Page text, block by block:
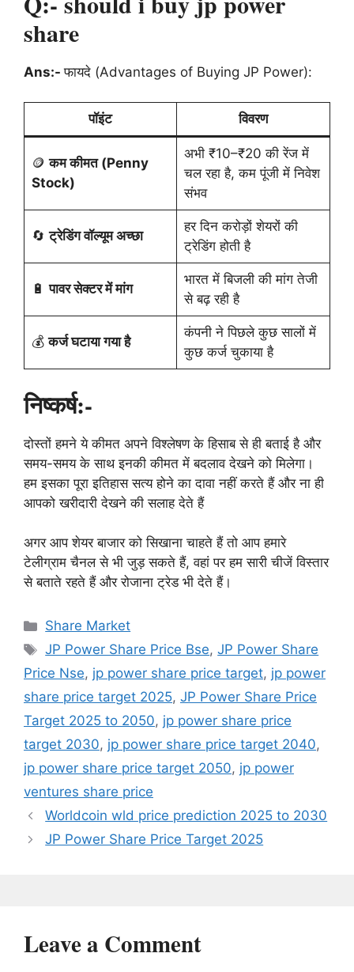
share
Ans:-फायदे (Advantages of Buying JP Power):
पॉइंट विवरण
🪙कम कीमत (Penny
Stock)
अभी ₹10–₹20 की रेंज में
चल रहा है, कम पूंजी में निवेश
संभव
🔄ट्रेडिंग वॉल्यूम अच्छा
हर दिन करोड़ों शेयरों की
ट्रेडिंग होती है
🔋पावर सेक्टर में मांग
भारत में बिजली की मांग तेजी
से बढ़ रही है
💰कर्ज घटाया गया है
कंपनी ने पिछले कुछ सालों में
कुछ कर्ज चुकाया है
निष्कर्ष:-
दोस्तों हमने ये कीमत अपने विश्लेषण के हिसाब से ही बताई है और
समय-समय के साथ इनकी कीमत में बदलाव देखने को मिलेगा।
हम इसका पूरा इतिहास सत्य होने का दावा नहीं करते हैं और ना ही
आपको खरीदारी देखने की सलाह देते हैं
अगर आप शेयर बाजार को सिखाना चाहते हैं तो आप हमारे
टेलीग्राम चैनल से भी जुड़ सकते हैं, वहां पर हम सारी चीजें विस्तार
से बताते रहते हैं और रोजाना ट्रेड भी देते हैं।
Categories
Share Market
Tags
JP Power Share Price Bse,JP Power Share
Price Nse, jp power share price target, jp power
share price target 2025, JP Power Share Price
Target 2025 to 2050, jp power share price
target 2030, jp power share price target 2040,
jp power share price target 2050, jp power
ventures share price
Worldcoin wld price prediction 2025 to 2030
JP Power Share Price Target 2025
Leave a Comment